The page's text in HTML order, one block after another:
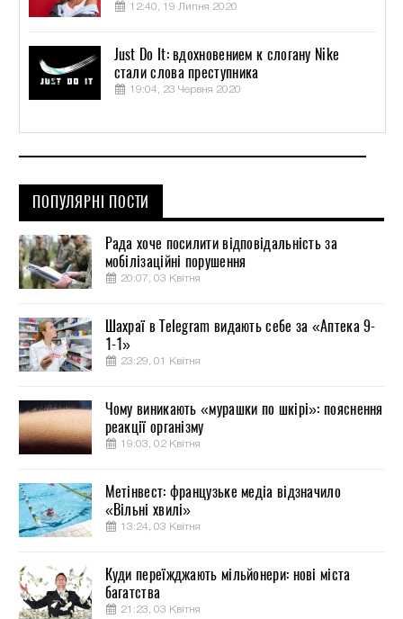
12:40, 19 Липня 2020
Just Do It: вдохновением к слогану Nike
стали слова преступника
19:04, 23 Червня 2020
ПОПУЛЯРНІ ПОСТИ
Рада хоче посилити відповідальність за
мобілізаційні порушення
20:07, 03 Квітня
Шахраї в Telegram видають себе за «Аптека 9-
1-1»
23:29, 01 Квітня
Чому виникають «мурашки по шкірі»: пояснення
реакції організму
19:03, 02 Квітня
Метінвест: французьке медіа відзначило
«Вільні хвилі»
13:24, 03 Квітня
Куди переїжджають мільйонери: нові міста
багатства
21:23, 03 Квітня